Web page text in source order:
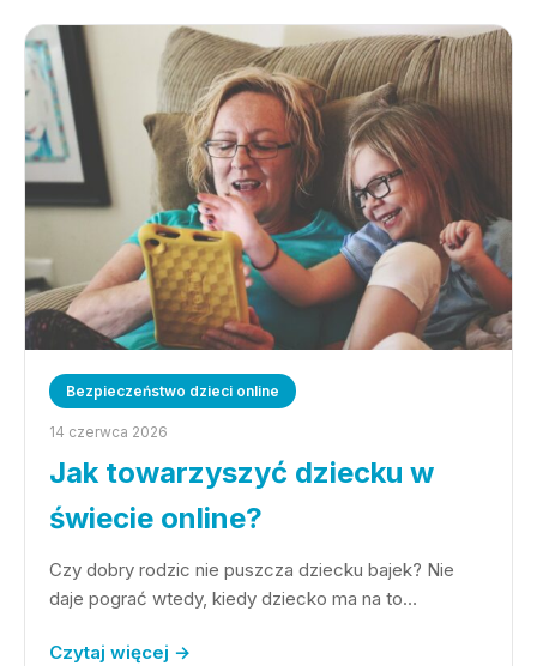
Bezpieczeństwo dzieci online
14 czerwca 2026
Jak towarzyszyć dziecku w
świecie online?
Czy dobry rodzic nie puszcza dziecku bajek? Nie
daje pograć wtedy, kiedy dziecko ma na to…
Czytaj więcej →